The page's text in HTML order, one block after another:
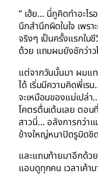
” เฮ้ย… นี่กูคิดทำอะไ
นึกสำนึกผิดในใจ เพ
จริงๆ เป็นครั้งแรกใน
ด้วย แถมผมยังชักว่า
แต่จากวันนั้นมา ผมแท
ได้ เริ่มมีความคิดพี่เร
จะเหมือนของแม่เปล่า
โคตรตื่นเต้นเลย ตอ
สาวนี่… อลังการกว่า
ข้างใหญ่หนาปิดรูมิดชิ
และแถมท้ายมาอีกด้
แอบดูทุกคน เวลาเค้า